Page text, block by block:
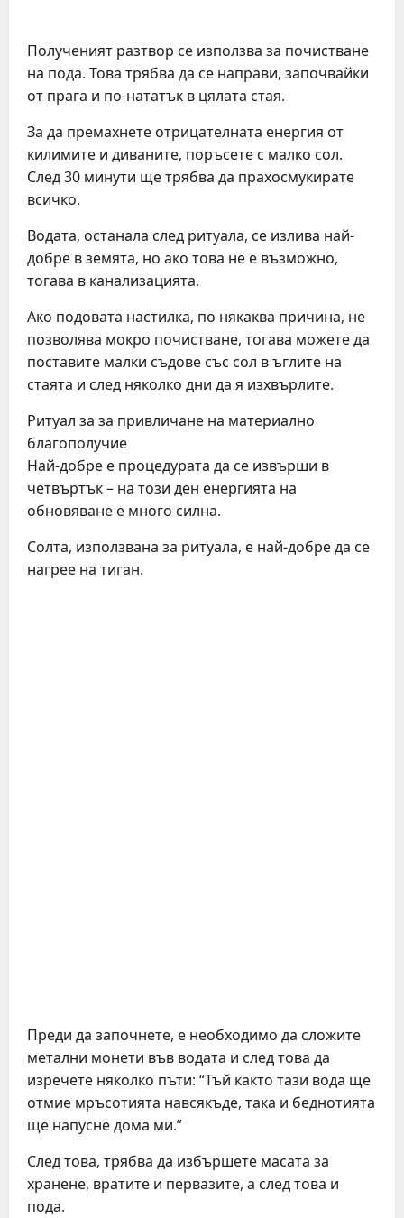
Полученият разтвор се използва за почистване
на пода. Това трябва да се направи, започвайки
от прага и по-нататък в цялата стая.
За да премахнете отрицателната енергия от
килимите и диваните, поръсете с малко сол.
След 30 минути ще трябва да прахосмукирате
всичко.
Водата, останала след ритуала, се излива най-
добре в земята, но ако това не е възможно,
тогава в канализацията.
Ако подовата настилка, по някаква причина, не
позволява мокро почистване, тогава можете да
поставите малки съдове със сол в ъглите на
стаята и след няколко дни да я изхвърлите.
Ритуал за за привличане на материално
благополучие
Най-добре е процедурата да се извърши в
четвъртък – на този ден енергията на
обновяване е много силна.
Солта, използвана за ритуала, е най-добре да се
нагрее на тиган.
Преди да започнете, е необходимо да сложите
метални монети във водата и след това да
изречете няколко пъти: “Тъй както тази вода ще
отмие мръсотията навсякъде, така и беднотията
ще напусне дома ми.”
След това, трябва да избършете масата за
хранене, вратите и первазите, а след това и
пода.